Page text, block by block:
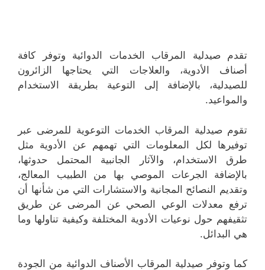
تقدم صيدلية المرقاب الخدمات الدوائية وتوفر كافة
أصناف الأدوية، والعلاجات التي يحتاجها الزائرون
للصيدلية، بالإضافة إلى التوعية بطريقة الاستخدام
والمواعيد.
تقوم صيدلية المرقاب الخدمات التوعوية للمرضى عبر
توفيرها لكل المعلومات التي تهمهم عن الأدوية مثل
طرق الاستخدام، والآثار الجانبية المحتمل حدوثها،
بالإضافة الجرعات الموصي بها من الطبيب المعالج،
وتقديم النصائح المجانية والاستشارات التي من شأنها أن
ترفع معدلات الوعي الصحي عن المرضى عن طريق
تثقيفهم حول نوعيات الأدوية المختلفة وكيفية تناولها وما
هي البدائل.
كما وتوفر صيدلية المرقاب الأصناف الدوائية من الجودة